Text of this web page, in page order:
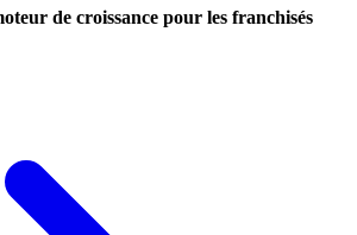
de croissance pour les franchisés